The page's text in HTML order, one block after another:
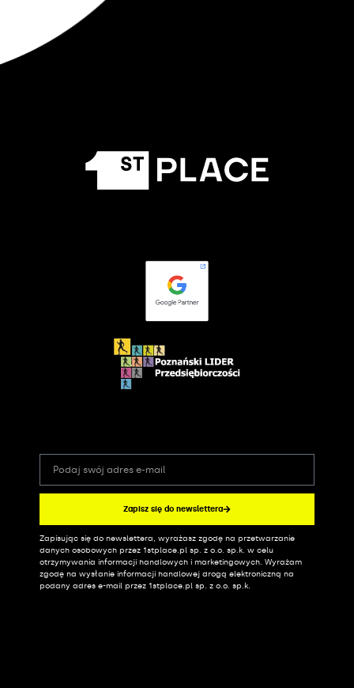
Zapisz się do newslettera
Alternative:
Zapisując się do newslettera, wyrażasz zgodę na przetwarzanie
danych osobowych przez 1stplace.pl sp. z o.o. sp.k. w celu
otrzymywania informacji handlowych i marketingowych. Wyrażam
zgodę na wysłanie informacji handlowej drogą elektroniczną na
podany adres e-mail przez 1stplace.pl sp. z o.o. sp.k.